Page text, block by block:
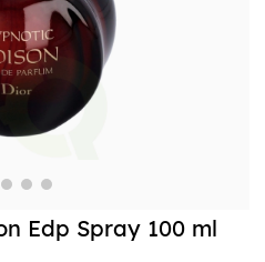
Edp Spray 100 ml